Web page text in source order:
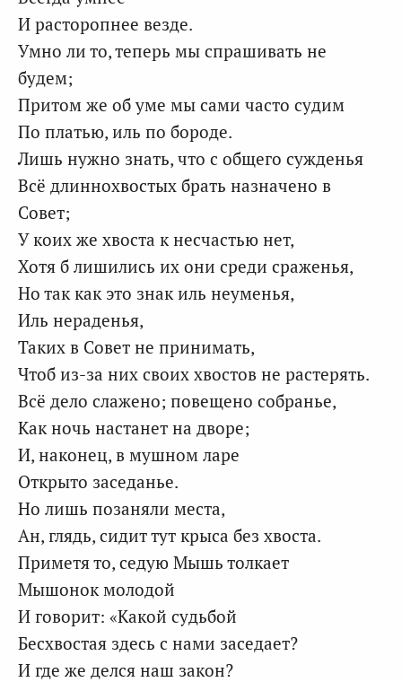
И расторопнее везде.
Умно ли то, теперь мы спрашивать не
будем;
Притом же об уме мы сами часто судим
По платью, иль по бороде.
Лишь нужно знать, что с общего сужденья
Всё длиннохвостых брать назначено в
Совет;
У коих же хвоста к несчастью нет,
Хотя б лишились их они среди сраженья,
Но так как это знак иль неуменья,
Иль нераденья,
Таких в Совет не принимать,
Чтоб из-за них своих хвостов не растерять.
Всё дело слажено; повещено собранье,
Как ночь настанет на дворе;
И, наконец, в мушном ларе
Открыто заседанье.
Но лишь позаняли места,
Ан, глядь, сидит тут крыса без хвоста.
Приметя то, седую Мышь толкает
Мышонок молодой
И говорит: «Какой судьбой
Бесхвостая здесь с нами заседает?
И где же делся наш закон?